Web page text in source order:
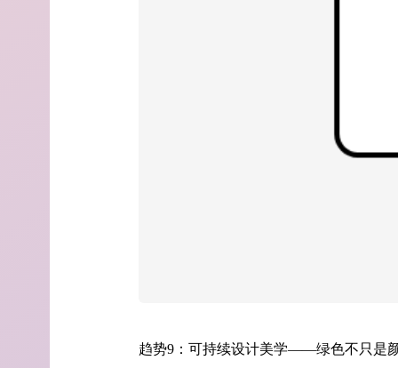
趋势9：可持续设计美学——绿色不只是